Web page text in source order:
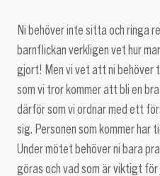
Ni behöver inte sitta och ringa
barnflickan verkligen vet hur
gjort! Men vi vet att ni behöver
som vi tror kommer att bli en
därför som vi ordnar med ett
sig. Personen som kommer har
Under mötet behöver ni bara
göras och vad som är viktigt för